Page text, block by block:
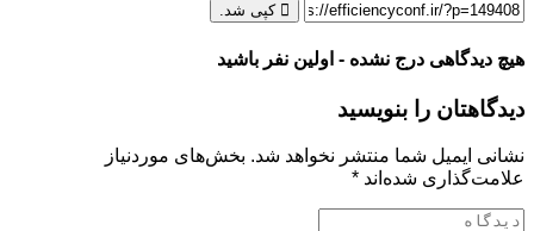
کپی شد.
هیچ دیدگاهی درج نشده - اولین نفر باشید
دیدگاهتان را بنویسید
نشانی ایمیل شما منتشر نخواهد شد. بخش‌های موردنیاز
علامت‌گذاری شده‌اند *